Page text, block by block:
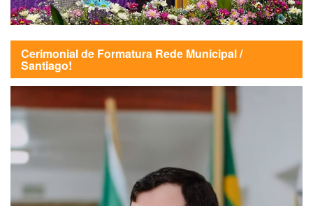
Cerimonial de Formatura Rede Municipal /
Santiago!